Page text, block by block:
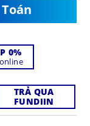
0%
TRẢ QUA
FUNDIIN